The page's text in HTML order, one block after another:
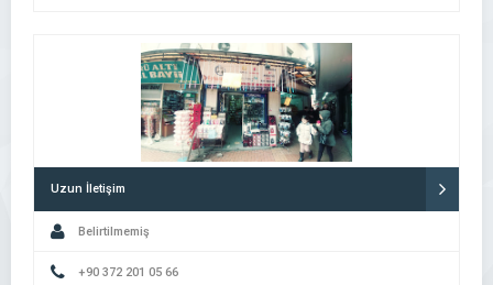
Uzun İletişim
Belirtilmemiş
+90 372 201 05 66